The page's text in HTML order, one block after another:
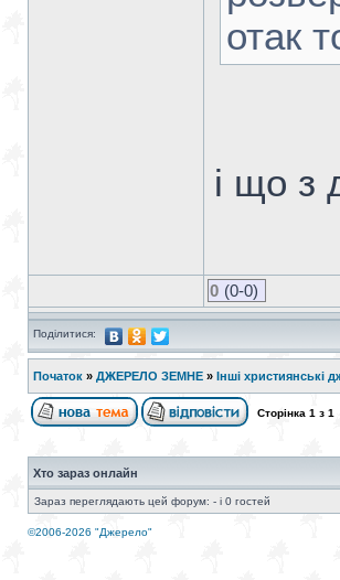
отак
і що з
0 (0-0)
Поділитися:
Початок » ДЖЕРЕЛО ЗЕМНЕ » Інші християнські
Сторінка 1 з 1
Хто зараз онлайн
Зараз переглядають цей форум: - і 0 гостей
©2006-2026 "Джерело"